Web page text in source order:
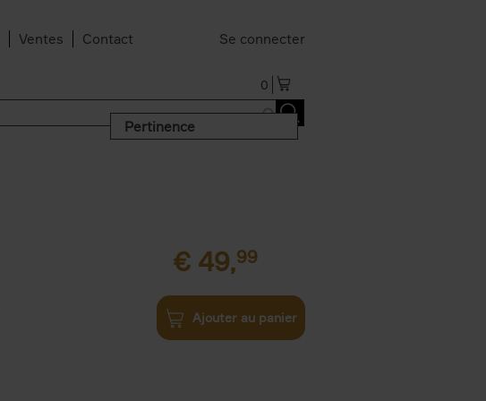
Ventes Contact Se connecter
0
Pertinence
€ 49,99
Ajouter au panier